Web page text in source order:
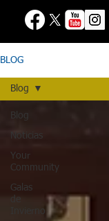
BLOG
Blog
Noticias
Your
Community
Galas
de
Invierno
Blog